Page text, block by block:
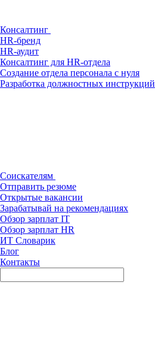
Консалтинг
HR-бренд
HR-аудит
Консалтинг для HR-отдела
Создание отдела персонала с нуля
Разработка должностных инструкций
Соискателям
Отправить резюме
Открытые вакансии
Зарабатывай на рекомендациях
Обзор зарплат IT
Обзор зарплат HR
ИТ Словарик
Блог
Контакты